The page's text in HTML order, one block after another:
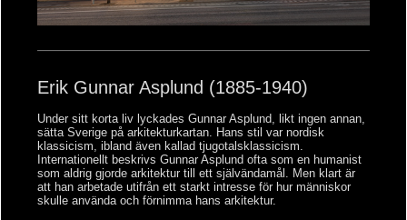
Erik Gunnar Asplund (1885-1940)
Under sitt korta liv lyckades Gunnar Asplund, likt ingen annan,
sätta Sverige på arkitekturkartan. Hans stil var nordisk
klassicism, ibland även kallad tjugotalsklassicism.
Internationellt beskrivs Gunnar Asplund ofta som en humanist
som aldrig gjorde arkitektur till ett självändamål. Men klart är
att han arbetade utifrån ett starkt intresse för hur människor
skulle använda och förnimma hans arkitektur.